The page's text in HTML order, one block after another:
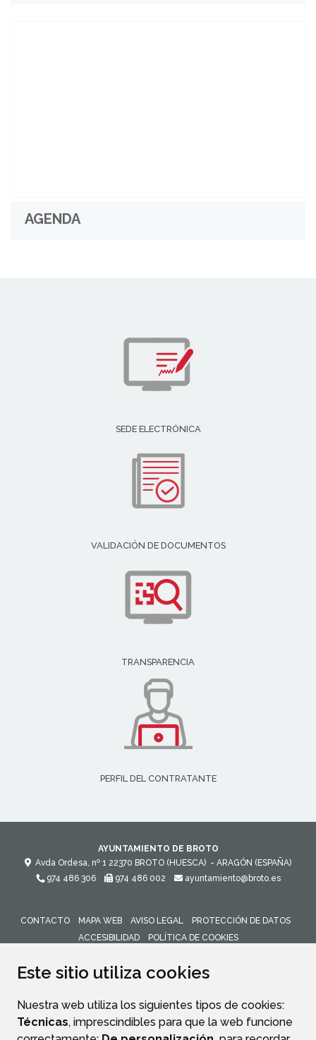
Este sitio utiliza cookies
Nuestra web utiliza los siguientes tipos de cookies:
Técnicas, imprescindibles para que la web funcione
AGENDA
SEDE ELECTRÓNICA
VALIDACIÓN DE DOCUMENTOS
TRANSPARENCIA
PERFIL DEL CONTRATANTE
AYUNTAMIENTO DE BROTO
Avda Ordesa, nº 1 22370 BROTO (HUESCA) - ARAGÓN (ESPAÑA)
974 486 306
974 486 002 ayuntamiento@broto.es
CONTACTO MAPA WEB AVISO LEGAL
PROTECCIÓN DE DATOS
ACCESIBILIDAD
POLÍTICA DE COOKIES